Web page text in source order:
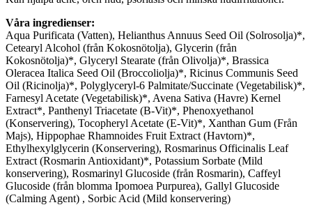
Våra ingredienser:
Aqua Purificata (Vatten), Helianthus Annuus Seed Oil (Solrosolja)*,
Cetearyl Alcohol (från Kokosnötolja), Glycerin (från
Kokosnötolja)*, Glyceryl Stearate (från Olivolja)*, Brassica
Oleracea Italica Seed Oil (Broccoliolja)*, Ricinus Communis Seed
Oil (Ricinolja)*, Polyglyceryl-6 Palmitate/Succinate (Vegetabilisk)*,
Farnesyl Acetate (Vegetabilisk)*, Avena Sativa (Havre) Kernel
Extract*, Panthenyl Triacetate (B-Vit)*, Phenoxyethanol
(Konservering), Tocopheryl Acetate (E-Vit)*, Xanthan Gum (Från
Majs), Hippophae Rhamnoides Fruit Extract (Havtorn)*,
Ethylhexylglycerin (Konservering), Rosmarinus Officinalis Leaf
Extract (Rosmarin Antioxidant)*, Potassium Sorbate (Mild
konservering), Rosmarinyl Glucoside (från Rosmarin), Caffeyl
Glucoside (från blomma Ipomoea Purpurea), Gallyl Glucoside
(Calming Agent) , Sorbic Acid (Mild konservering)